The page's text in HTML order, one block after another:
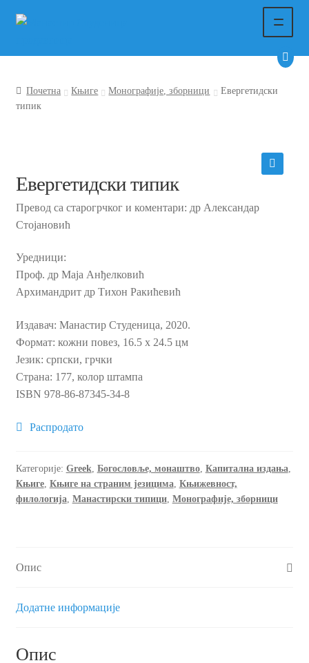
Прескочи
Скочи
Књиге
Како поручити
Начин испоруке
Почетна Књиге Монографије, зборници
Eвергетидски
типик
Eвергетидски типик
Превод са старогрчког и коментари: др Александар
Стојановић
Уредници:
Проф. др Маја Анђелковић
Архимандрит др Тихон Ракићевић
Издавач: Манастир Студеница, 2020.
Формат: кожни повез, 16.5 х 24.5 цм
Језик: српски, грчки
Страна: 177, колор штампа
ISBN 978-86-87345-34-8
Категорије: Greek, Богословље, монаштво, Капитална издања,
Књиге, Књиге на страним језицима, Књижевност,
филологија, Манастирски типици, Монографије, зборници
Опис
Додатне информације
Опис